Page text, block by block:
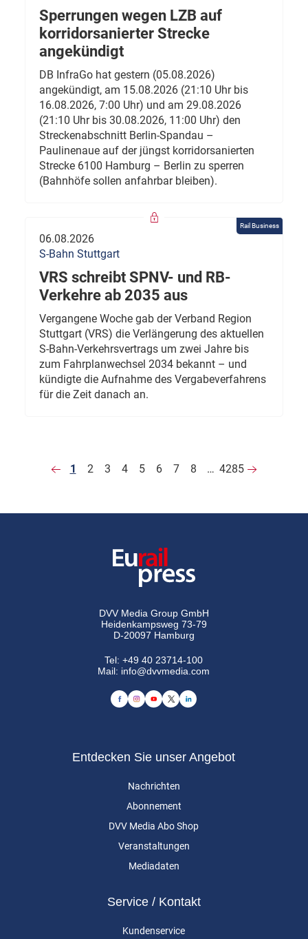
Sperrungen wegen LZB auf
korridorsanierter Strecke
angekündigt
DB InfraGo hat gestern (05.08.2026)
angekündigt, am 15.08.2026 (21:10 Uhr bis
16.08.2026, 7:00 Uhr) und am 29.08.2026
(21:10 Uhr bis 30.08.2026, 11:00 Uhr) den
Streckenabschnitt Berlin-Spandau –
Paulinenaue auf der jüngst korridorsanierten
Strecke 6100 Hamburg – Berlin zu sperren
(Bahnhöfe sollen anfahrbar bleiben).
Rail Business
06.08.2026
S-Bahn Stuttgart
VRS schreibt SPNV- und RB-
Verkehre ab 2035 aus
Vergangene Woche gab der Verband Region
Stuttgart (VRS) die Verlängerung des aktuellen
S-Bahn-Verkehrsvertrags um zwei Jahre bis
zum Fahrplanwechsel 2034 bekannt – und
kündigte die Aufnahme des Vergabeverfahrens
für die Zeit danach an.
1 2 3 4 5 6 7 8 … 4285
DVV Media Group GmbH
Heidenkampsweg 73-79
D-20097 Hamburg
Tel:+49 40 23714-100
Mail: info@dvvmedia.com
Entdecken Sie unser Angebot
Nachrichten
Abonnement
DVV Media Abo Shop
Veranstaltungen
Mediadaten
Service / Kontakt
Kundenservice